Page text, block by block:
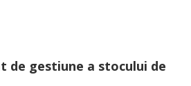
de gestiune a stocului de